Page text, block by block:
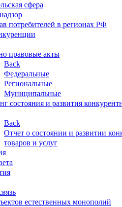
сфера
потребителей в регионах РФ
правовые акты
Back
Федеральные
Региональные
Муниципальные
состояния и развития
Back
Отчет о состоянии и развитии
товаров и услуг
естественных монополий